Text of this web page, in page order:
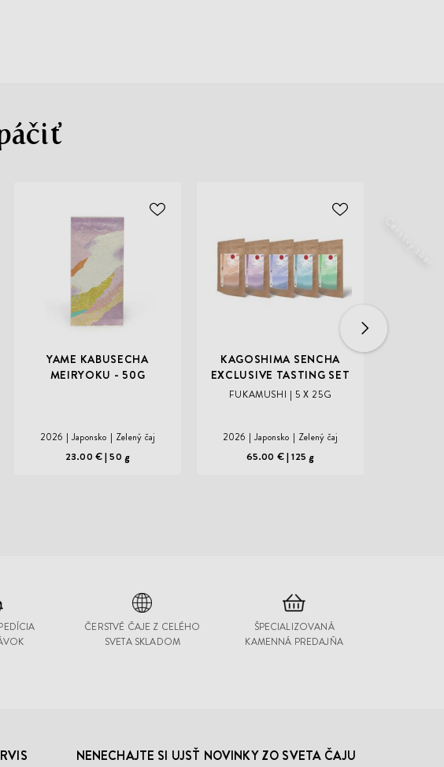
Čerstvý zber Čerstvý zber
ODOBER
YAME KABUSECHA
MEIRYOKU - 50G
2026 Japonsko Zelený čaj
23.00 € 50 g
ODOBER
ZOZNAMU
ŽELANÍ
KAGOSHIMA SENCHA
EXCLUSIVE TASTING SET
FUKAMUSHI | 5 X 25G
2026 Japonsko Zelený čaj
65.00 € 125 g
ČERSTVÉ ČAJE Z CELÉHO
SVETA SKLADOM
ŠPECIALIZOVANÁ
KAMENNÁ PREDAJŇA
NENECHAJTE SI UJSŤ NOVINKY ZO SVETA ČAJU